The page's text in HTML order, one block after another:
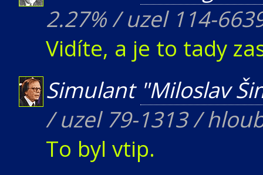
2.27% / uzel 114-
Vidíte, a je to tady
Simulant "Miloslav
/ uzel 79-1313 /
To byl vtip.